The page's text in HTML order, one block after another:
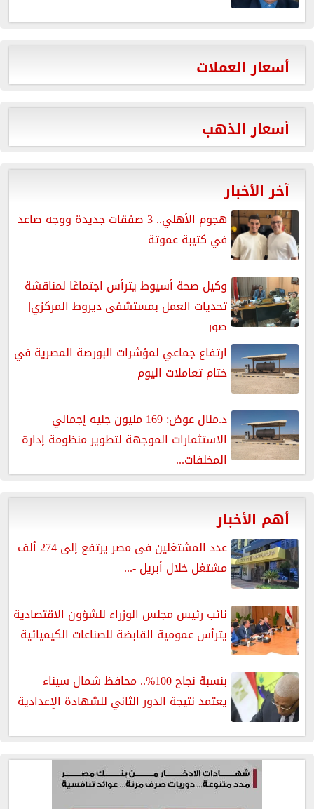
أسعار العملات
أسعار الذهب
آخر الأخبار
هجوم الأهلي.. 3 صفقات جديدة ووجه صاعد
في كتيبة عموتة
وكيل صحة أسيوط يترأس اجتماعًا لمناقشة
تحديات العمل بمستشفى ديروط المركزي|
صور
ارتفاع جماعي لمؤشرات البورصة المصرية في
ختام تعاملات اليوم
د.منال عوض: 169 مليون جنيه إجمالي
الاستثمارات الموجهة لتطوير منظومة إدارة
المخلفات...
أهم الأخبار
عدد المشتغلين فى مصر يرتفع إلى 274 ألف
مشتغل خلال أبريل -...
نائب رئيس مجلس الوزراء للشؤون الاقتصادية
يترأس عمومية القابضة للصناعات الكيميائية
بنسبة نجاح 100%.. محافظ شمال سيناء
يعتمد نتيجة الدور الثاني للشهادة الإعدادية